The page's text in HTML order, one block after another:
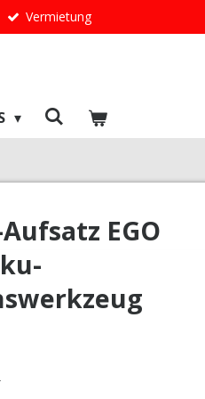
Vermietung
EGO